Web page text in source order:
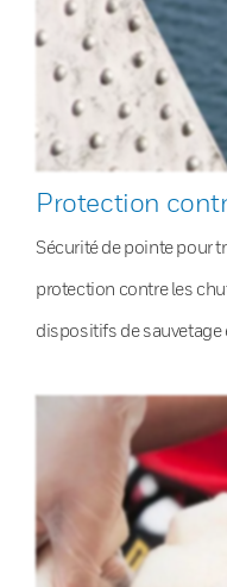
Protection
Sécurité de pointe pour
protection contre les
dispositifs de sauvetage